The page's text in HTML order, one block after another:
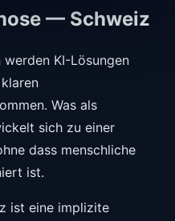
— Schweiz
KI-Lösungen
Was als
sich zu einer
dass menschliche
ist.
ist eine implizite